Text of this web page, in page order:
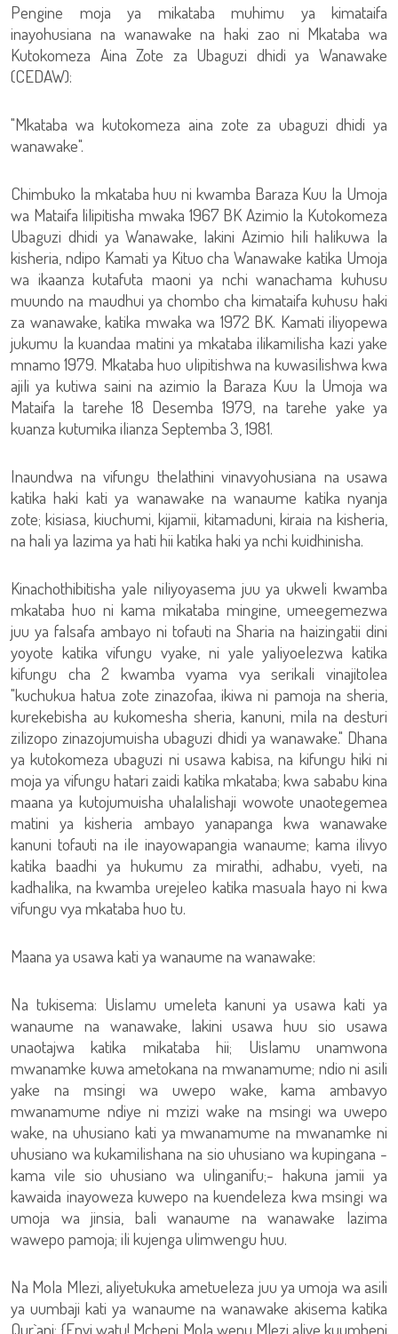
Pengine moja ya mikataba muhimu ya kimataifa
inayohusiana na wanawake na haki zao ni Mkataba wa
Kutokomeza Aina Zote za Ubaguzi dhidi ya Wanawake
(CEDAW):
"Mkataba wa kutokomeza aina zote za ubaguzi dhidi ya
wanawake".
Chimbuko la mkataba huu ni kwamba Baraza Kuu la Umoja
wa Mataifa lilipitisha mwaka 1967 BK Azimio la Kutokomeza
Ubaguzi dhidi ya Wanawake, lakini Azimio hili halikuwa la
kisheria, ndipo Kamati ya Kituo cha Wanawake katika Umoja
wa ikaanza kutafuta maoni ya nchi wanachama kuhusu
muundo na maudhui ya chombo cha kimataifa kuhusu haki
za wanawake, katika mwaka wa 1972 BK. Kamati iliyopewa
jukumu la kuandaa matini ya mkataba ilikamilisha kazi yake
mnamo 1979. Mkataba huo ulipitishwa na kuwasilishwa kwa
ajili ya kutiwa saini na azimio la Baraza Kuu la Umoja wa
Mataifa la tarehe 18 Desemba 1979, na tarehe yake ya
kuanza kutumika ilianza Septemba 3, 1981.
Inaundwa na vifungu thelathini vinavyohusiana na usawa
katika haki kati ya wanawake na wanaume katika nyanja
zote; kisiasa, kiuchumi, kijamii, kitamaduni, kiraia na kisheria,
na hali ya lazima ya hati hii katika haki ya nchi kuidhinisha.
Kinachothibitisha yale niliyoyasema juu ya ukweli kwamba
mkataba huo ni kama mikataba mingine, umeegemezwa
juu ya falsafa ambayo ni tofauti na Sharia na haizingatii dini
yoyote katika vifungu vyake, ni yale yaliyoelezwa katika
kifungu cha 2 kwamba vyama vya serikali vinajitolea
"kuchukua hatua zote zinazofaa, ikiwa ni pamoja na sheria,
kurekebisha au kukomesha sheria, kanuni, mila na desturi
zilizopo zinazojumuisha ubaguzi dhidi ya wanawake." Dhana
ya kutokomeza ubaguzi ni usawa kabisa, na kifungu hiki ni
moja ya vifungu hatari zaidi katika mkataba; kwa sababu kina
maana ya kutojumuisha uhalalishaji wowote unaotegemea
matini ya kisheria ambayo yanapanga kwa wanawake
kanuni tofauti na ile inayowapangia wanaume; kama ilivyo
katika baadhi ya hukumu za mirathi, adhabu, vyeti, na
kadhalika, na kwamba urejeleo katika masuala hayo ni kwa
vifungu vya mkataba huo tu.
Maana ya usawa kati ya wanaume na wanawake:
Na tukisema: Uislamu umeleta kanuni ya usawa kati ya
wanaume na wanawake, lakini usawa huu sio usawa
unaotajwa katika mikataba hii; Uislamu unamwona
mwanamke kuwa ametokana na mwanamume; ndio ni asili
yake na msingi wa uwepo wake, kama ambavyo
mwanamume ndiye ni mzizi wake na msingi wa uwepo
wake, na uhusiano kati ya mwanamume na mwanamke ni
uhusiano wa kukamilishana na sio uhusiano wa kupingana -
kama vile sio uhusiano wa ulinganifu;- hakuna jamii ya
kawaida inayoweza kuwepo na kuendeleza kwa msingi wa
umoja wa jinsia, bali wanaume na wanawake lazima
wawepo pamoja; ili kujenga ulimwengu huu.
Na Mola Mlezi, aliyetukuka ametueleza juu ya umoja wa asili
ya uumbaji kati ya wanaume na wanawake akisema katika
Qur`ani: {Enyi watu! Mcheni Mola wenu Mlezi aliye kuumbeni